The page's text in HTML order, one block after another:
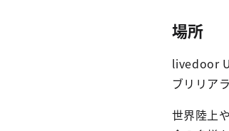
場所
livedoor
ブリリア
世界陸上